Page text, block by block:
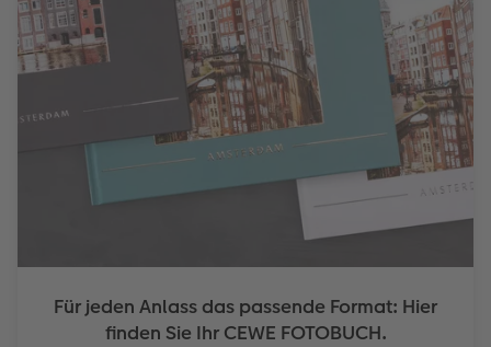
Für jeden Anlass das passende Format: Hier
finden Sie Ihr CEWE FOTOBUCH.